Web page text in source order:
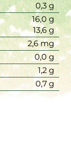
0,3 g
16,0 g
13,6 g
2,6 mg
0,0 g
1,2 g
0,7 g